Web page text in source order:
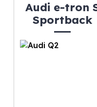
Audi e-tron
Sportback